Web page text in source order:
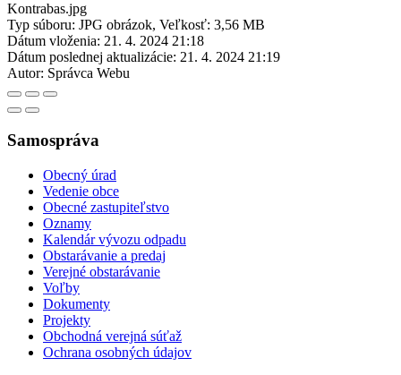
Kontrabas.jpg
Typ súboru: JPG obrázok, Veľkosť: 3,56 MB
Dátum vloženia: 21. 4. 2024 21:18
Dátum poslednej aktualizácie: 21. 4. 2024 21:19
Autor: Správca Webu
Samospráva
Obecný úrad
Vedenie obce
Obecné zastupiteľstvo
Oznamy
Kalendár vývozu odpadu
Obstarávanie a predaj
Verejné obstarávanie
Voľby
Dokumenty
Projekty
Obchodná verejná súťaž
Ochrana osobných údajov